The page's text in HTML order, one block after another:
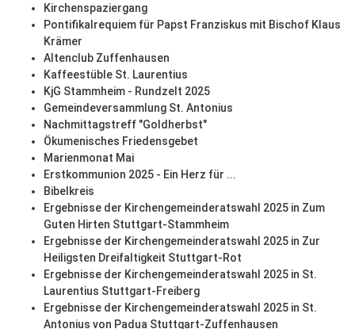
Kirchenspaziergang
Pontifikalrequiem für Papst Franziskus mit Bischof Klaus
Krämer
Altenclub Zuffenhausen
Kaffeestüble St. Laurentius
KjG Stammheim - Rundzelt 2025
Gemeindeversammlung St. Antonius
Nachmittagstreff "Goldherbst"
Ökumenisches Friedensgebet
Marienmonat Mai
Erstkommunion 2025 - Ein Herz für ...
Bibelkreis
Ergebnisse der Kirchengemeinderatswahl 2025 in Zum
Guten Hirten Stuttgart-Stammheim
Ergebnisse der Kirchengemeinderatswahl 2025 in Zur
Heiligsten Dreifaltigkeit Stuttgart-Rot
Ergebnisse der Kirchengemeinderatswahl 2025 in St.
Laurentius Stuttgart-Freiberg
Ergebnisse der Kirchengemeinderatswahl 2025 in St.
Antonius von Padua Stuttgart-Zuffenhausen